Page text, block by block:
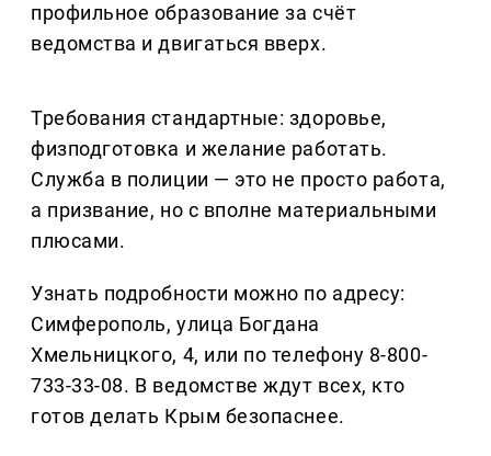
профильное образование за счёт
ведомства и двигаться вверх.
Требования стандартные: здоровье,
физподготовка и желание работать.
Служба в полиции — это не просто работа,
а призвание, но с вполне материальными
плюсами.
Узнать подробности можно по адресу:
Симферополь, улица Богдана
Хмельницкого, 4, или по телефону 8-800-
733-33-08. В ведомстве ждут всех, кто
готов делать Крым безопаснее.